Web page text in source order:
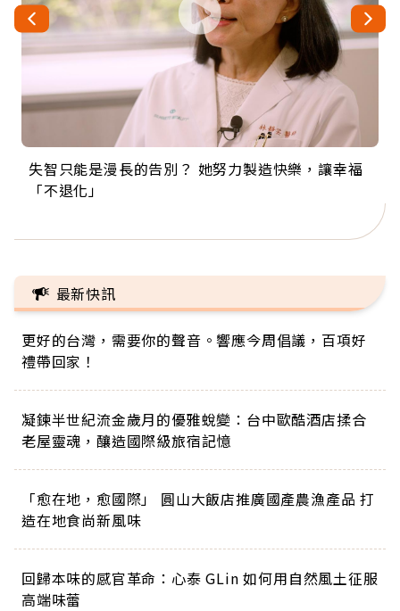
失智只能是漫長的告別？ 她努力製造快樂，讓幸福
「不退化」
來自剛果的巧克力神父 為台灣奉獻36年 「台灣是我
的家，我連作夢都講台語！」
63歲卸矽谷副總、搬回台灣找快樂！「蛋黃哥小
丑」走進安養院，逗樂上萬爺奶：退休後才開始真
104歲打破金氏世界紀錄 成為全球最年長羽球選
手，分享長壽的秘密原來是「這個」
事業巔峰他選擇追夢…黑手阿伯拉小提琴還登上小
巨蛋！連CNN都大讚！
最新快訊
更好的台灣，需要你的聲音。響應今周倡議，百項好
禮帶回家！
凝鍊半世紀流金歲月的優雅蛻變：台中歐酷酒店揉合
老屋靈魂，釀造國際級旅宿記憶
「愈在地，愈國際」 圓山大飯店推廣國產農漁產品 打
造在地食尚新風味
回歸本味的感官革命：心泰 GLin 如何用自然風土征服
高端味蕾